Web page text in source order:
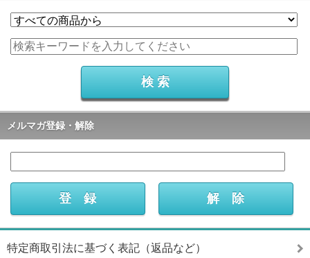
メルマガ登録・解除
特定商取引法に基づく表記（返品など）